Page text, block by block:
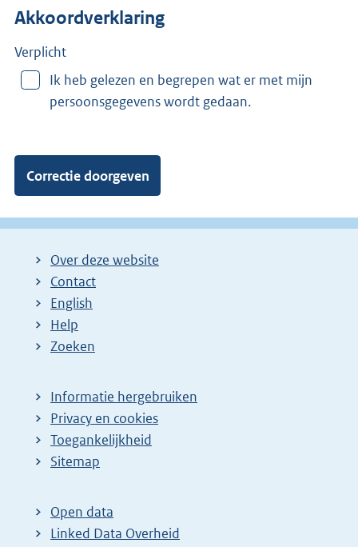
e
r
n
Akkoordverklaring
Verplicht
Ik heb gelezen en begrepen wat er met mijn
persoonsgegevens wordt gedaan.
Over deze website
Contact
English
Help
Zoeken
Informatie hergebruiken
Privacy en cookies
Toegankelijkheid
Sitemap
Open data
Linked Data Overheid